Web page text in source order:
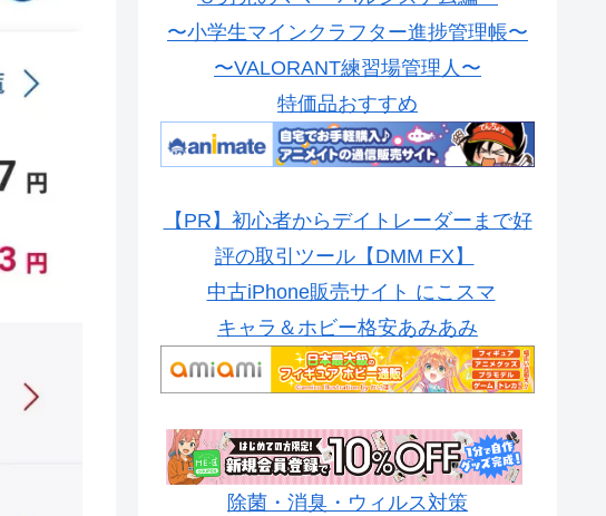
〜小学生マインクラフター進捗管理帳〜
〜VALORANT練習場管理人〜
特価品おすすめ
【PR】初心者からデイトレーダーまで好
評の取引ツール【DMM FX】
中古iPhone販売サイト にこスマ
キャラ＆ホビー格安あみあみ
除菌・消臭・ウィルス対策